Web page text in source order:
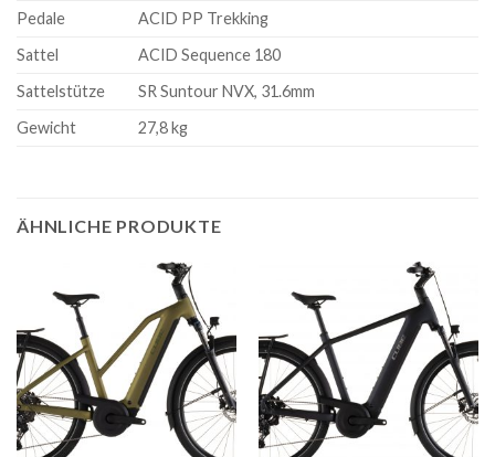
Pedale
ACID PP Trekking
Sattel
ACID Sequence 180
Sattelstütze
SR Suntour NVX, 31.6mm
Gewicht
27,8 kg
ÄHNLICHE PRODUKTE